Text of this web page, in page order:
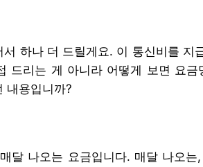
하나 더 드릴게요. 이 통신비를 지
드리는 게 아니라 어떻게 보면 요금
내용입니까?
달 나오는 요금입니다. 매달 나오는